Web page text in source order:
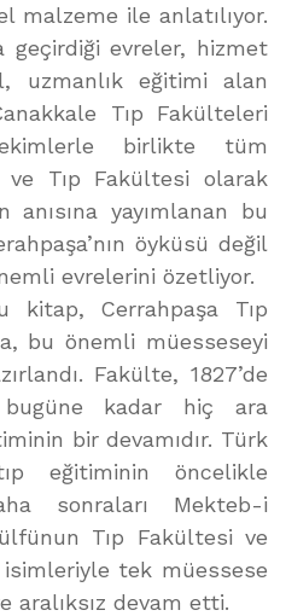
malzeme ile anlatılıyor.
geçirdiği evreler, hizmet
uzmanlık eğitimi alan
Tıp Fakülteleri
birlikte tüm
ve Tıp Fakültesi olarak
anısına yayımlanan bu
öyküsü değil
evrelerini özetliyor.
kitap, Cerrahpaşa Tıp
bu önemli müesseseyi
Fakülte, 1827’de
bugüne kadar hiç ara
bir devamıdır. Türk
eğitiminin öncelikle
sonraları Mekteb-i
Tıp Fakültesi ve
tek müessese
aralıksız devam etti.